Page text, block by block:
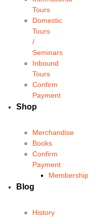
Tours
Domestic
Tours
/
Seminars
Inbound
Tours
Confirm
Payment
Shop
Merchandise
Books
Confirm
Payment
Membership
Blog
History